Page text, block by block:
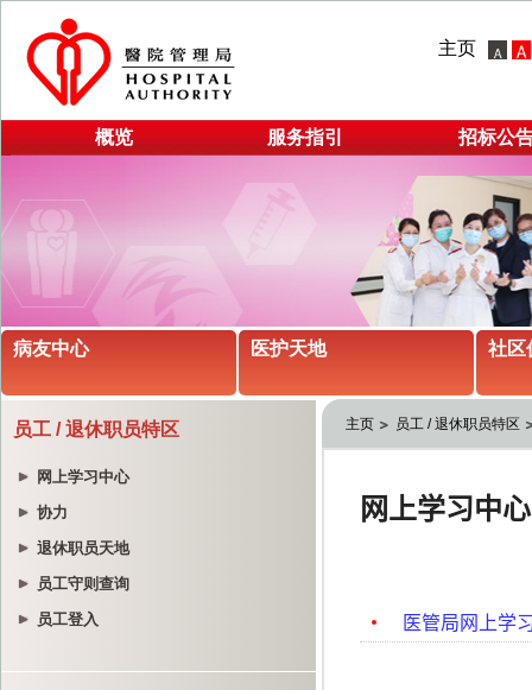
主页
概览 服务指引 招标公
病友中心 医护天地 社区
员工 / 退休职员特区
网上学习中心
协力
退休职员天地
员工守则查询
员工登入
主页 员工 / 退休职员特区